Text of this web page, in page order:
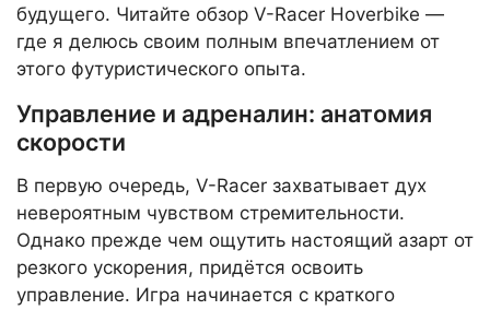
будущего. Читайте обзор V-Racer Hoverbike —
где я делюсь своим полным впечатлением от
этого футуристического опыта.
Управление и адреналин: анатомия
скорости
В первую очередь, V-Racer захватывает дух
невероятным чувством стремительности.
Однако прежде чем ощутить настоящий азарт от
резкого ускорения, придётся освоить
управление. Игра начинается с краткого